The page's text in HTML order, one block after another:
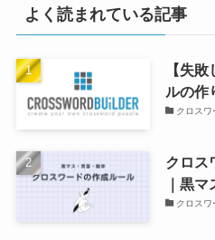
よく読まれている記事
【失
ルの作
クロスワ
クロス
｜黒
クロスワ